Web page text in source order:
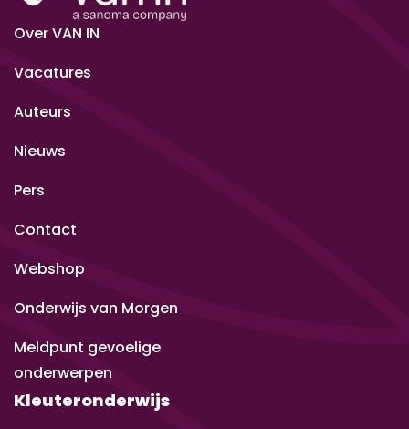
Over VAN IN
Vacatures
Auteurs
Nieuws
Pers
Contact
Webshop
Onderwijs van Morgen
Meldpunt gevoelige
onderwerpen
Kleuteronderwijs